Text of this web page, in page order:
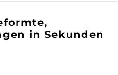
in Sekunden